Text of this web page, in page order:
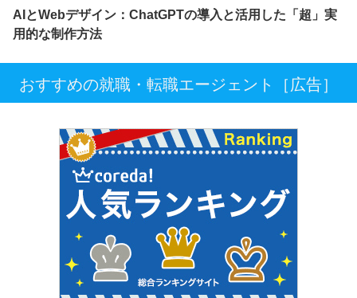
AIとWebデザイン：ChatGPTの導入と活用した「超」実
用的な制作方法
おすすめの就職・転職エージェント［広告］